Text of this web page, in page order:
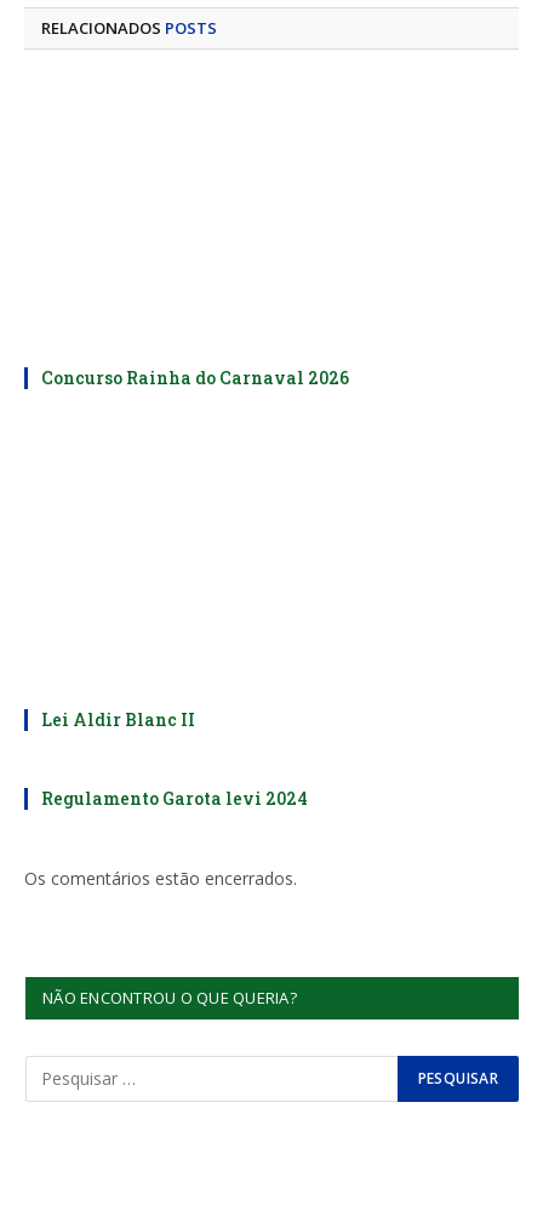
RELACIONADOS POSTS
Concurso Rainha do Carnaval 2026
Lei Aldir Blanc II
Regulamento Garota levi 2024
Os comentários estão encerrados.
NÃO ENCONTROU O QUE QUERIA?